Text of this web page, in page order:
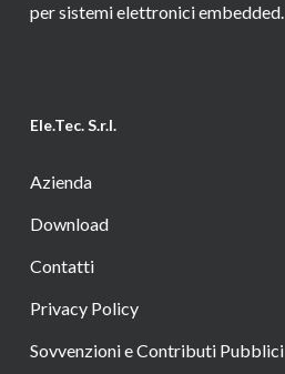
per sistemi elettronici embedded.
Ele.Tec. S.r.l.
Azienda
Download
Contatti
Privacy Policy
Sovvenzioni e Contributi Pubblici